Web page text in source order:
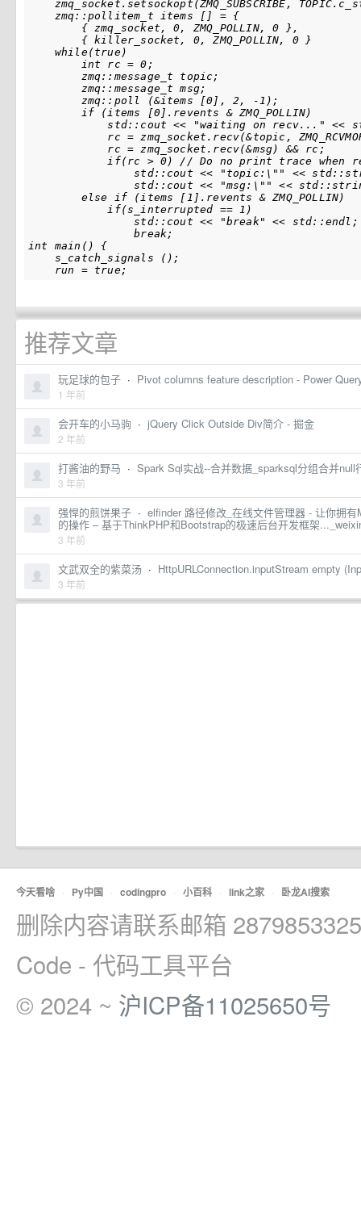
zmq_socket.setsockopt(ZMQ_SUBSCRIBE,
    zmq::pollitem_t items [] = {
        { zmq_socket, 0, ZMQ_POLLIN, 0 },
        { killer_socket, 0, ZMQ_POLLIN, 0 }
    while(true)
        int rc = 0;
        zmq::message_t topic;
        zmq::message_t msg;
        zmq::poll (&items [0], 2, -1);
        if (items [0].revents & ZMQ_POLLIN)
std::cout << "waiting on recv..." <<
rc = zmq_socket.recv(&topic,
            rc = zmq_socket.recv(&msg) && rc;
if(rc > 0) // Do no print trace when
std::cout << "topic:\"" <<
std::cout << "msg:\"" <<
        else if (items [1].revents & ZMQ_POLLIN)
            if(s_interrupted == 1)
                std::cout << "break" << std::endl;
                break;
int main() {
    s_catch_signals ();
推荐文章
玩足球的包子 · Pivot columns feature description - Power
1 年前
会开车的小马驹 · jQuery Click Outside Div简介 - 掘金
2 年前
打酱油的野马 · Spark Sql实战--合并数据_sparksql分组合并null
3 年前
强悍的煎饼果子 · elfinder 路径修改_在线文件管理器 - 让你拥
的操作 – 基于ThinkPHP和Bootstrap的极速后台开发框架
3 年前
文武双全的紫菜汤 · HttpURLConnection.inputStream empty
3 年前
今天看啥 · Py中国 · codingpro · 小百科 · link之家 · 卧龙AI搜索
删除内容请联系邮箱
Code - 代码工具平台
© 2024 ~ 沪ICP备11025650号